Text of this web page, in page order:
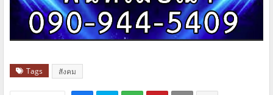
Tags สังคม